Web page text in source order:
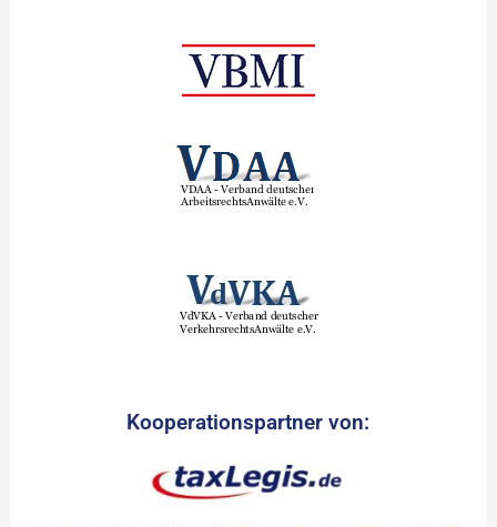
Kooperationspartner von: